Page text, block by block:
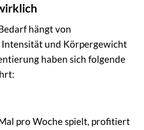
hängt von
Intensität und Körpergewicht
haben sich folgende
pro Woche spielt, profitiert